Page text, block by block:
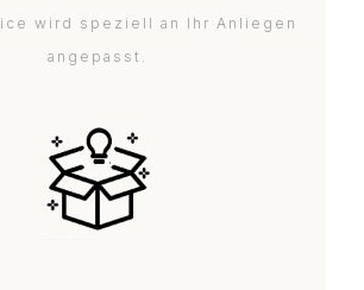
wird speziell an Ihr Anliegen
angepasst.